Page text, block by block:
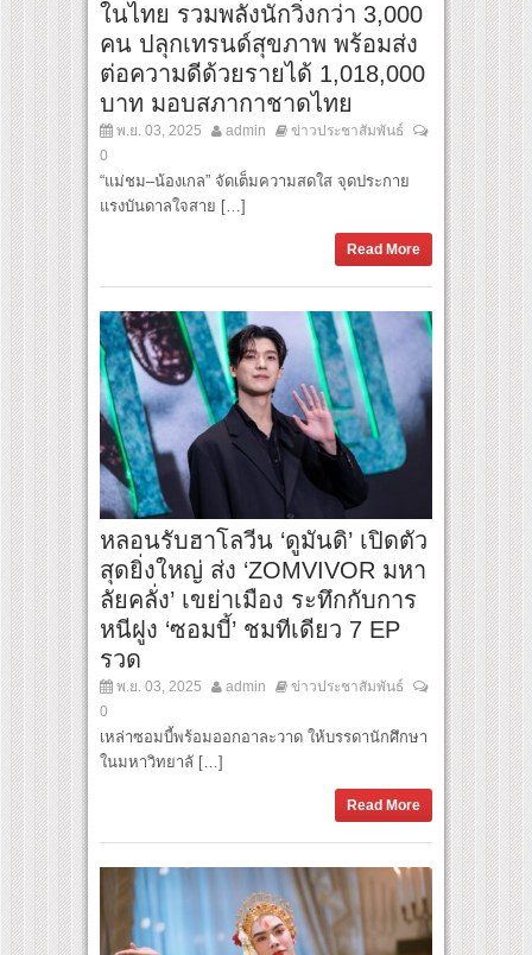
ในไทย รวมพลังนักวิ่งกว่า 3,000
คน ปลุกเทรนด์สุขภาพ พร้อมส่ง
ต่อความดีด้วยรายได้ 1,018,000
บาท มอบสภากาชาดไทย
พ.ย. 03, 2025 admin
ข่าวประชาสัมพันธ์
0
“แม่ชม–น้องเกล” จัดเต็มความสดใส จุดประกาย
แรงบันดาลใจสาย […]
Read More
หลอนรับฮาโลวีน ‘ดูมันดิ’ เปิดตัว
สุดยิ่งใหญ่ ส่ง ‘ZOMVIVOR มหา
ลัยคลั่ง’ เขย่าเมือง ระทึกกับการ
หนีฝูง ‘ซอมบี้’ ชมทีเดียว 7 EP
รวด
พ.ย. 03, 2025 admin
ข่าวประชาสัมพันธ์
0
เหล่าซอมบี้พร้อมออกอาละวาด ให้บรรดานักศึกษา
ในมหาวิทยาลั […]
Read More